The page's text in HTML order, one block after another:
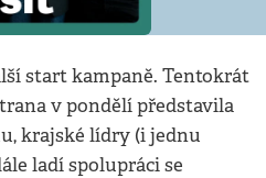
start kampaně. Tentokrát
v pondělí představila
krajské lídry (i jednu
ladí spolupráci se